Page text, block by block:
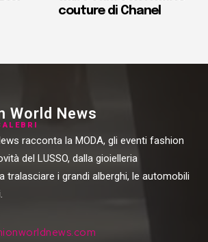
couture di Chanel
World News
racconta la MODA, gli eventi fashion
del LUSSO, dalla gioielleria
tralasciare i grandi alberghi, le automobili